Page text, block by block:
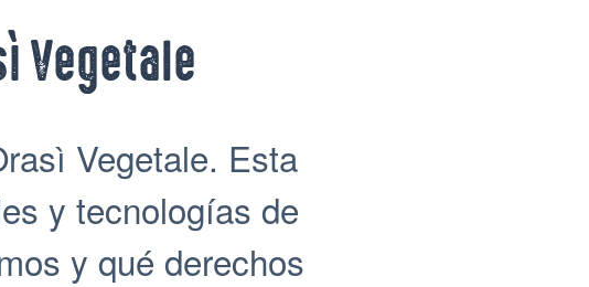
Vegetale
Vegetale. Esta
y tecnologías de
y qué derechos